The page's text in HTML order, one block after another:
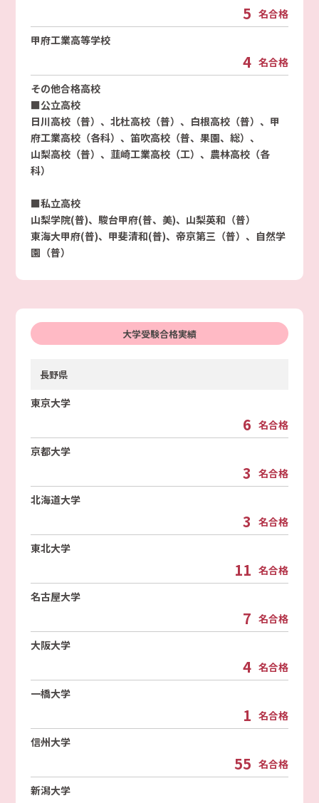
5 名合格
甲府工業高等学校
4 名合格
その他合格高校
■公立高校
日川高校（普）、北杜高校（普）、白根高校（普）、甲
府工業高校（各科）、笛吹高校（普、果園、総）、
山梨高校（普）、韮崎工業高校（工）、農林高校（各
科）
■私立高校
山梨学院(普)、駿台甲府(普、美)、山梨英和（普）
東海大甲府(普)、甲斐清和(普)、帝京第三（普）、自然学
園（普）
大学受験合格実績
長野県
東京大学
6 名合格
京都大学
3
名合格
北海道大学
3
名合格
東北大学
11 名合格
名古屋大学
7 名合格
大阪大学
4 名合格
一橋大学
1 名合格
信州大学
55 名合格
新潟大学